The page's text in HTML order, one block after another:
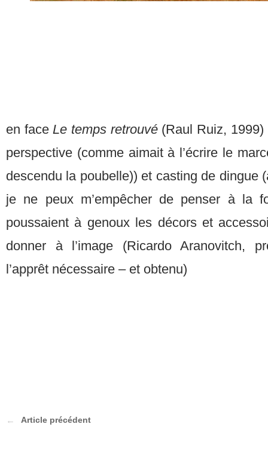
en face Le temps retrouvé (Raul Ruiz,
perspective (comme aimait à l’écrire le
descendu la poubelle)) et casting de dingue
je ne peux m’empêcher de penser à la
poussaient à genoux les décors et
donner à l’image (Ricardo Aranovitch,
l’apprêt nécessaire – et obtenu)
Article précédent